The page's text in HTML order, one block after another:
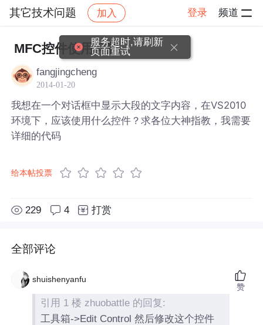
其它技术问题 加入 登录 频道
社区 其它技术问题 帖子详情
MFC控件使用问题
fangjingcheng
2014-01-20
我想在一个对话框中显示大段的文字内容，在VS2010
环境下，应该使用什么控件？求各位大神指教，我需要
详细的代码
给本帖投票
229 4 打赏
全部评论
shuishenyanfu
引用 1 楼 zhuobattle 的回复:
工具箱->Edit Control 然后修改这个控件
赞
服务超时,请刷新
页面重试